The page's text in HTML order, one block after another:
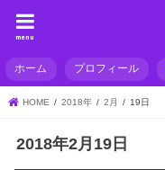
menu
ホーム プロフィール
HOME 2018年 2月 19日
2018年2月19日